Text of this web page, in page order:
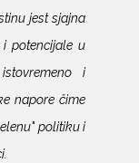
jest sjajna
potencijale u
i
napore čime
politiku i